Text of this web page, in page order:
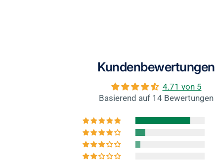
Kundenbewertungen
4.71 von 5
Basierend auf 14 Bewertungen